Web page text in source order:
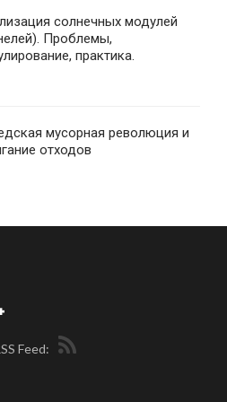
солнечных модулей
Проблемы,
практика.
мусорная революция и
отходов
Feed: